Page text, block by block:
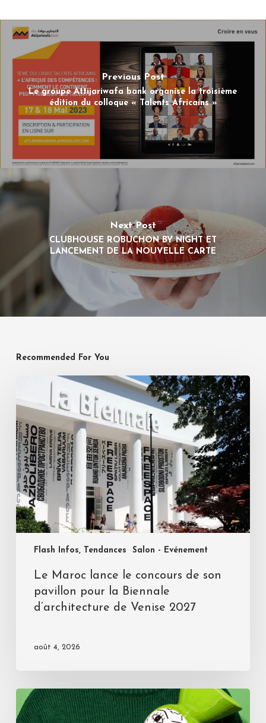
Previous Post
Le groupe Attijariwafa bank organise la troisième
édition du colloque « Talents Africains »
Next Post
CLUBHOUSE ROBUCHON BY NIGHT ET
LANCEMENT DE LA NOUVELLE CARTE
Recommended For You
Flash Infos, Tendances Salon - Evénement
Le Maroc lance le concours de son
pavillon pour la Biennale
d’architecture de Venise 2027
août 4, 2026